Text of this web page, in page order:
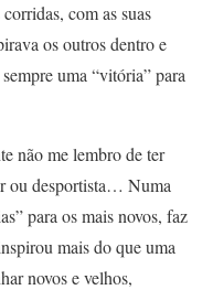
com as suas
os outros dentro e
uma “vitória” para
não me lembro de ter
ou desportista… Numa
para os mais novos, faz
mais do que uma
novos e velhos,